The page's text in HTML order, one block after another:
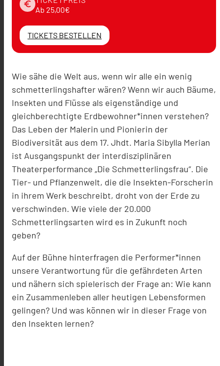
euro
Ab 25,00€
TICKETS BESTELLEN
Wie sähe die Welt aus, wenn wir alle ein wenig
schmetterlingshafter wären? Wenn wir auch Bäume,
Insekten und Flüsse als eigenständige und
gleichberechtigte Erdbewohner*innen verstehen?
Das Leben der Malerin und Pionierin der
Biodiversität aus dem 17. Jhdt. Maria Sibylla Merian
ist Ausgangspunkt der interdisziplinären
Theaterperformance „Die Schmetterlingsfrau“. Die
Tier- und Pflanzenwelt, die die Insekten-Forscherin
in ihrem Werk beschreibt, droht von der Erde zu
verschwinden. Wie viele der 20.000
Schmetterlingsarten wird es in Zukunft noch
geben?
Auf der Bühne hinterfragen die Performer*innen
unsere Verantwortung für die gefährdeten Arten
und nähern sich spielerisch der Frage an: Wie kann
ein Zusammenleben aller heutigen Lebensformen
gelingen? Und was können wir in dieser Frage von
den Insekten lernen?